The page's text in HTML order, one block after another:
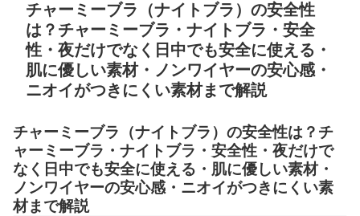
チャーミーブラ（ナイトブラ）の安全性
は？チャーミーブラ・ナイトブラ・安全
性・夜だけでなく日中でも安全に使える・
肌に優しい素材・ノンワイヤーの安心感・
ニオイがつきにくい素材まで解説
チャーミーブラ（ナイトブラ）の安全性は？チ
ャーミーブラ・ナイトブラ・安全性・夜だけで
なく日中でも安全に使える・肌に優しい素材・
ノンワイヤーの安心感・ニオイがつきにくい素
材まで解説